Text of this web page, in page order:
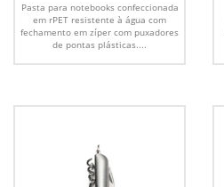
Pasta para notebooks confeccionada
em rPET resistente à água com
fechamento em zíper com puxadores
de pontas plásticas....